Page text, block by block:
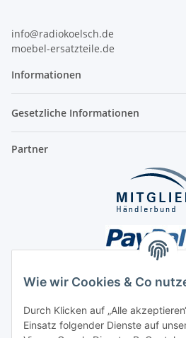
Wie wir Cookies & Co
Durch Klicken auf „Alle
Einsatz folgender Dienste auf
info@radiokoelsch.de
moebel-ersatzteile.de
Informationen
Gesetzliche Informationen
Partner
Unsere Seiten